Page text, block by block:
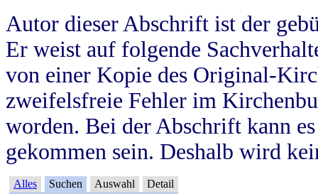
Autor dieser Abschrift ist der
Er weist auf folgende
von einer Kopie des Original-
zweifelsfreie Fehler im
worden. Bei der Abschrift kann
gekommen sein. Deshalb wird
Alles Suchen Auswahl Detail